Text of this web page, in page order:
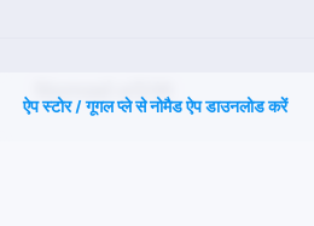
Nomad eSIM
ऐप स्टोर / गूगल प्ले से नोमैड ऐप डाउनलोड करें